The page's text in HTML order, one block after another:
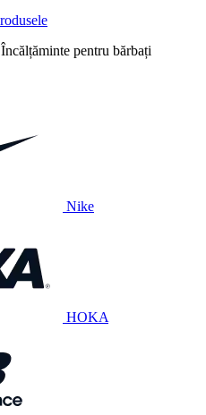
Încălțăminte pentru bărbați
Nike
HOKA